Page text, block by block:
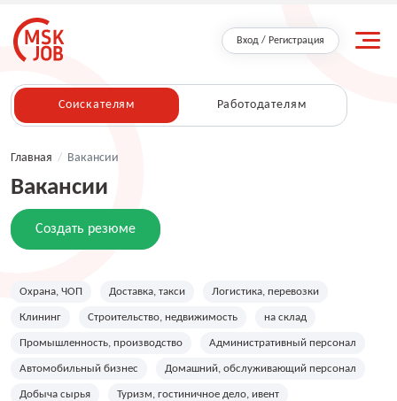
Вход / Регистрация
Соискателям Работодателям
Главная / Вакансии
Вакансии
Создать резюме
Охрана, ЧОП Доставка, такси Логистика, перевозки
Клининг Строительство, недвижимость на склад
Промышленность, производство Административный персонал
Автомобильный бизнес Домашний, обслуживающий персонал
Добыча сырья Туризм, гостиничное дело, ивент